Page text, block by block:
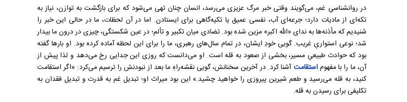
در روانشناسیِ غم، می‌گویند وقتی خبر مرگ عزیزی می‌رسد، انسان چنان تهی می‌شود که برای بازگشت به توازن، نیاز به
تکه‌ای از مادیات دارد؛ جرعه‌ای آب، نفسی عمیق یا تکیه‌گاهی برای ایستادن. اما در آن لحظات، ما در حالی این خبر را
شنیدیم که مأذنه‌ها به ندای «الله اکبر» مزین شده بود. تضادی میان تکبیر و تألم؛ در عین شکستگی، چیزی در درون ما بیدار
شد؛ نوعی استواریِ غریب. گویی خودِ ایشان، در تمام سال‌های رهبری، ما را برای این لحظه آماده کرده بود. او بارها گفته
بود که حوادث طبیعیِ مسیر، بخشی از صعود به قله است. او می‌دانست که روزی این جدایی رخ می‌دهد و لذا پیش از
آن، ما را با مفهوماستقامتآشنا کرد. در آخرین سخنانش، گویی نقشه‌راهِ ما بعد از نبودنش را ترسیم می‌کرد: «اگر استقامت
کنید، به قله می‌رسید و طعم شیرین پیروزی را خواهید چشید.» این بود میراث او؛ تبدیل غم به قدرت و تبدیل فقدان به
تکلیفی برای رسیدن به قله.